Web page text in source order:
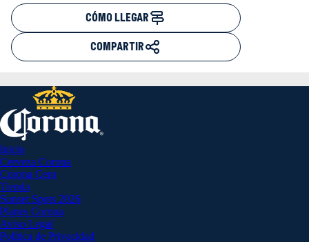
CÓMO LLEGAR
COMPARTIR
Inicio
Cerveza Corona
Corona Cero
Tienda
Sunset Spots 2026
Planes Corona
Aviso Legal
Política de Privacidad